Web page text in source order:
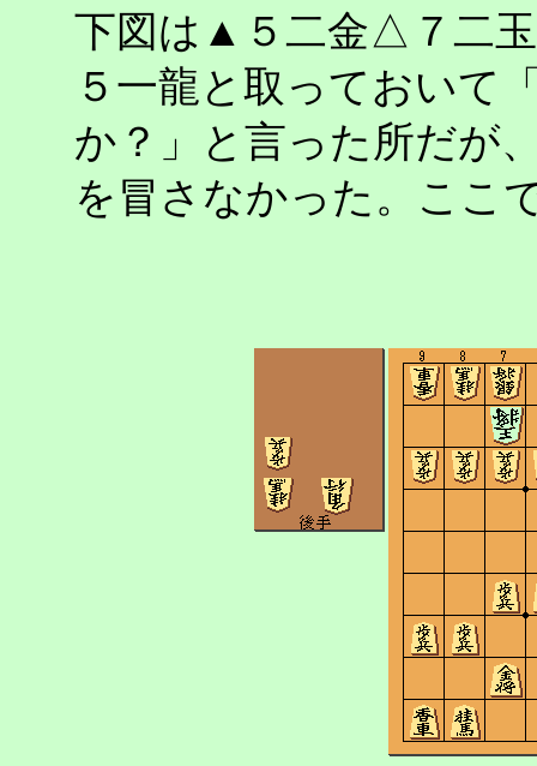
下図は▲５二金△７二
５一龍と取っておいて
か？」と言った所だが
を冒さなかった。ここ